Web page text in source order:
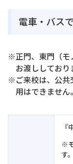
電車・バス
※正門、東門（モ
お渡ししており
※ご来校は、公共
用はできません。
※
す。